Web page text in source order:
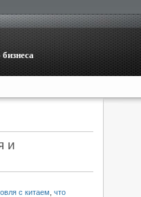
и
с китаем что